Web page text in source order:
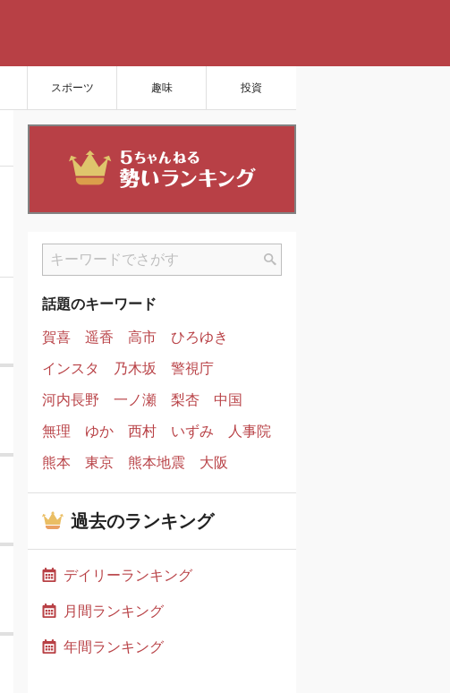
スポーツ 趣味 投資
話題のキーワード
賀喜
遥香 高市
ひろゆき
インスタ
乃木坂
警視庁
河内長野
一ノ瀬 梨杏
中国
無理
ゆか 西村 いずみ
人事院
熊本
東京 熊本地震 大阪
過去のランキング
デイリーランキング
月間ランキング
年間ランキング